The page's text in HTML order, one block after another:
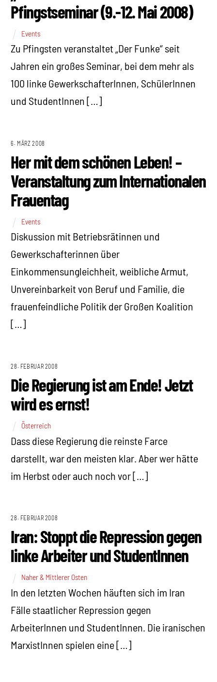
Pfingstseminar (9.-12. Mai 2008)
Events
Zu Pfingsten veranstaltet „Der Funke“ seit
Jahren ein großes Seminar, bei dem mehr als
100 linke GewerkschafterInnen, SchülerInnen
und StudentInnen […]
6. MÄRZ 2008
Her mit dem schönen Leben! –
Veranstaltung zum Internationalen
Frauentag
Events
Diskussion mit Betriebsrätinnen und
Gewerkschafterinnen über
Einkommensungleichheit, weibliche Armut,
Unvereinbarkeit von Beruf und Familie, die
frauenfeindliche Politik der Großen Koalition
[…]
28. FEBRUAR 2008
Die Regierung ist am Ende! Jetzt
wird es ernst!
Österreich
Dass diese Regierung die reinste Farce
darstellt, war den meisten klar. Aber wer hätte
im Herbst oder auch noch vor […]
28. FEBRUAR 2008
Iran: Stoppt die Repression gegen
linke Arbeiter und StudentInnen
Naher & Mittlerer Osten
In den letzten Wochen häuften sich im Iran
Fälle staatlicher Repression gegen
ArbeiterInnen und StudentInnen. Die iranischen
MarxistInnen spielen eine […]